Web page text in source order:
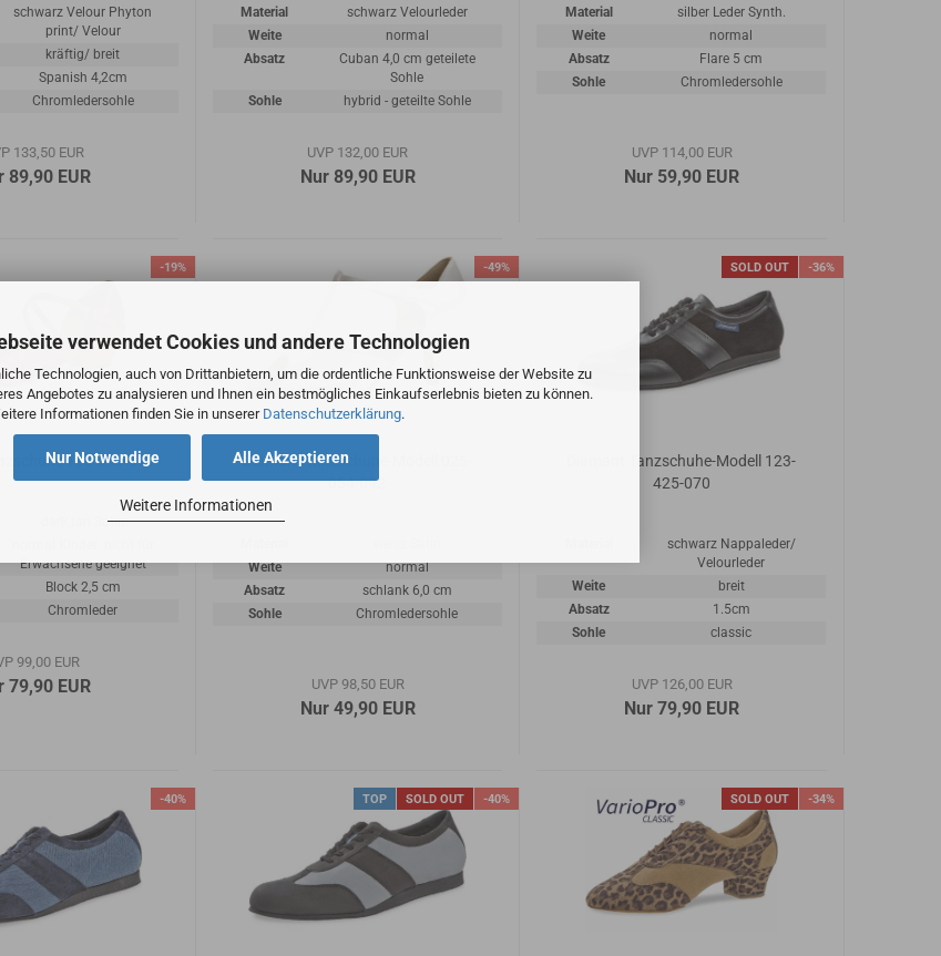
verwendet Cookies und andere Technologien
Technologien, auch von Drittanbietern, um die ordentliche Funktionsweise der Website zu
Angebotes zu analysieren und Ihnen ein bestmögliches Einkaufserlebnis bieten zu können.
Informationen finden Sie in unserer Datenschutzerklärung.
Alle Akzeptieren
Nur Notwendige
Weitere Informationen
schwarz Velour Phyton
print/ Velour
kräftig/ breit
Spanish 4,2cm
Chromledersohle
133,50 EUR
89,90 EUR
Material
schwarz Velourleder
Weite
normal
Absatz
Cuban 4,0 cm geteilete
Sohle
Sohle
hybrid - geteilte Sohle
UVP 132,00 EUR
Nur 89,90 EUR
Material
silber Leder Synth.
Weite
normal
Absatz
Flare 5 cm
Sohle
Chromledersohle
UVP 114,00 EUR
Nur 59,90 EUR
-19%
196-030-379
dark tan Satin
Erwachsene geeignet
Block 2,5 cm
Chromleder
99,00 EUR
79,90 EUR
-49%
Diamant Tanzschuhe-Modell 025-
054-092
Weite
normal
Absatz
schlank 6,0 cm
Sohle
Chromledersohle
UVP 98,50 EUR
Nur 49,90 EUR
SOLD OUT -36%
Diamant Tanzschuhe-Modell 123-
425-070
schwarz Nappaleder/
Velourleder
Weite
breit
Absatz
1.5cm
Sohle
classic
UVP 126,00 EUR
Nur 79,90 EUR
-40% TOP SOLD OUT -40% SOLD OUT -34%